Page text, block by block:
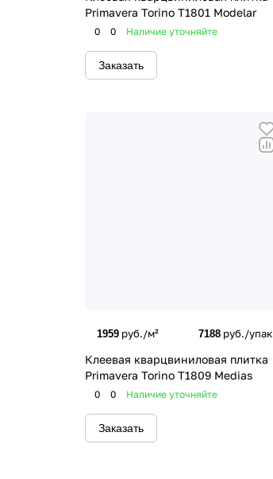
Primavera Torino T1801 Modelar
0 0 Наличие уточняйте
Заказать
1959 руб./м² 7188 руб./упак
Клеевая кварцвиниловая плитка
Primavera Torino T1809 Medias
0 0 Наличие уточняйте
Заказать